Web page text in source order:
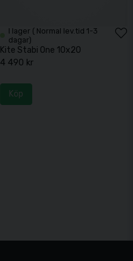
I lager ( Normal lev.tid 1-3
dagar)
Kite Stabi One 10x20
4 490 kr
Köp